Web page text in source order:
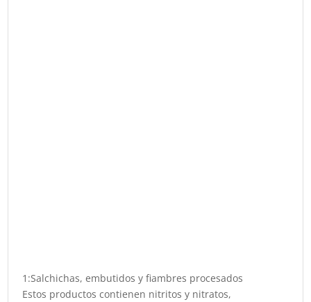
1:Salchichas, embutidos y fiambres procesados
Estos productos contienen nitritos y nitratos,